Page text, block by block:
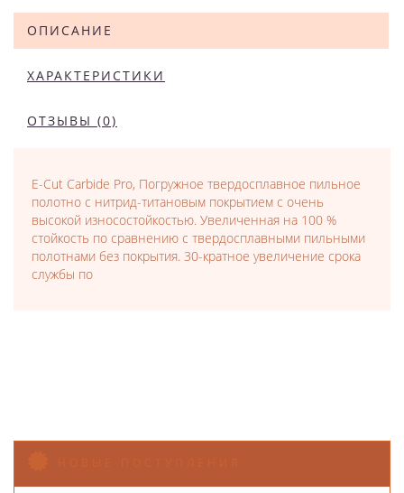
ОПИСАНИЕ
ХАРАКТЕРИСТИКИ
ОТЗЫВЫ (0)
E-Cut Carbide Pro, Погружное твердосплавное пильное
полотно с нитрид-титановым покрытием с очень
высокой износостойкостью. Увеличенная на 100 %
стойкость по сравнению с твердосплавными пильными
полотнами без покрытия. 30-кратное увеличение срока
службы по